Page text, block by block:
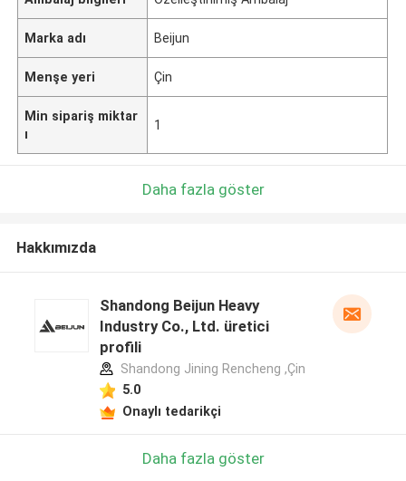
Marka adı Beijun
Menşe yeri Çin
Min sipariş miktar
ı
1
Daha fazla göster
Hakkımızda
Shandong Beijun Heavy
Industry Co., Ltd. üretici
profili
Shandong Jining Rencheng ,Çin
5.0
Onaylı tedarikçi
Daha fazla göster